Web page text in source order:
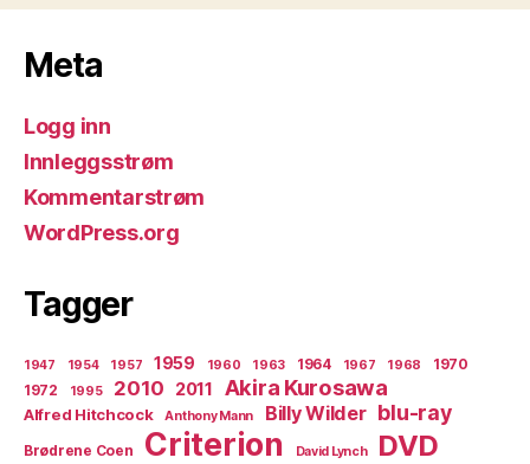
Meta
Logg inn
Innleggsstrøm
Kommentarstrøm
WordPress.org
Tagger
1947 1954 1957 1959 1960 1963 1964 1967 1968
1970
1972
1995 2010 2011 Akira Kurosawa
Alfred Hitchcock Anthony Mann Billy Wilder blu-ray
Brødrene Coen Criterion David Lynch DVD